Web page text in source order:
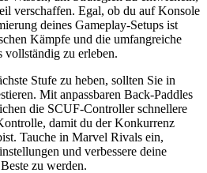
verschaffen. Egal, ob du auf Konsole
deines Gameplay-Setups ist
Kämpfe und die umfangreiche
vollständig zu erleben.
Stufe zu heben, sollten Sie in
Mit anpassbaren Back-Paddles
die SCUF-Controller schnellere
damit du der Konkurrenz
Tauche in Marvel Rivals ein,
und verbessere deine
zu werden.